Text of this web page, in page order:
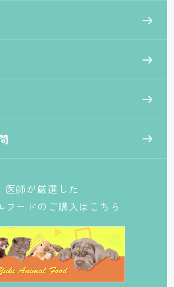
医師が厳選した
フードのご購入はこちら